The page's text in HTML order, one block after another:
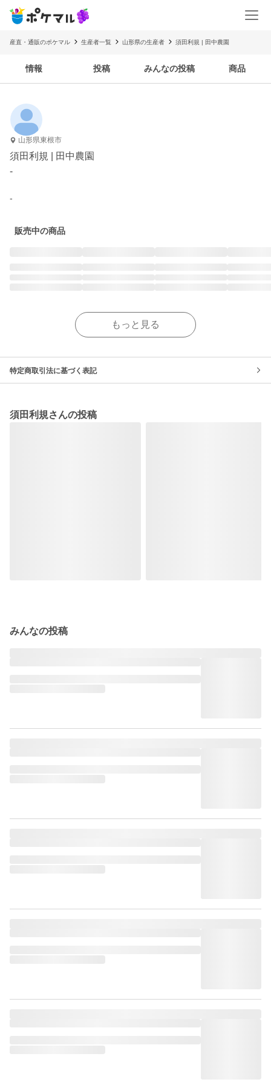
産直・通販のポケマル 生産者一覧 山形県の生産者 須田利規 | 田中農園
情報 投稿 みんなの投稿 商品
山形県東根市
須田利規 | 田中農園
-
-
販売中の商品
もっと見る
特定商取引法に基づく表記
須田利規さんの投稿
みんなの投稿